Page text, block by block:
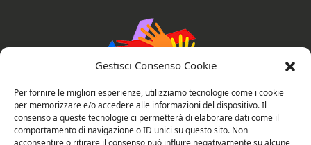
Gestisci Consenso Cookie
Per fornire le migliori esperienze, utilizziamo tecnologie come i cookie
per memorizzare e/o accedere alle informazioni del dispositivo. Il
consenso a queste tecnologie ci permetterà di elaborare dati come il
comportamento di navigazione o ID unici su questo sito. Non
acconsentire o ritirare il consenso può influire negativamente su alcune
AssociAzioni Connesse